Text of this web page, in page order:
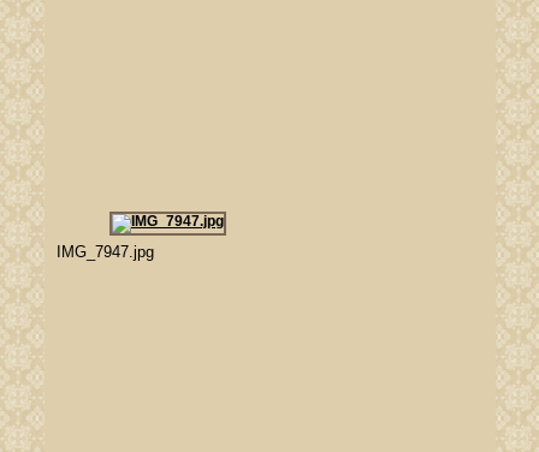
IMG_7947.jpg